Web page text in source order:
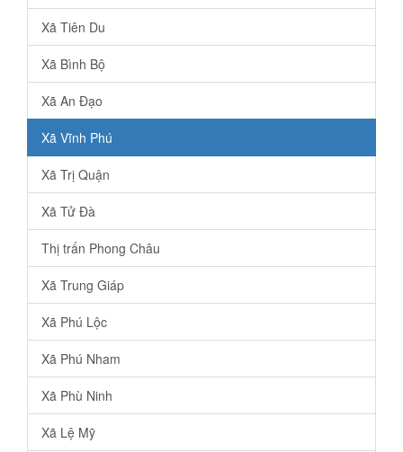
Xã Tiên Du
Xã Bình Bộ
Xã An Đạo
Xã Vĩnh Phú
Xã Trị Quận
Xã Tử Đà
Thị trấn Phong Châu
Xã Trung Giáp
Xã Phú Lộc
Xã Phú Nham
Xã Phù Ninh
Xã Lệ Mỹ